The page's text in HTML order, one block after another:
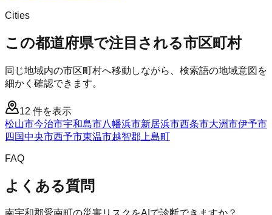
Cities
この都道府県で注目される市区町村
同じ地域内の市区町村へ移動しながら、検索語の地域意図を
細かく確認できます。
12 件を表示
松山市今治市宇和島市八幡浜市新居浜市西条市大洲市伊予市
四国中央市西予市東温市越智郡上島町
FAQ
よくある質問